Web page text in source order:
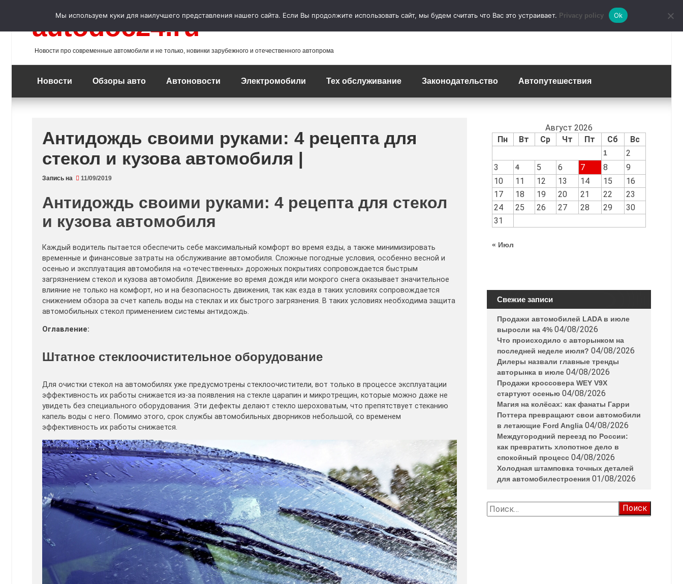
autodoc24.ru
Новости про современные автомобили и не только, новинки зарубежного и отечественного автопрома
Новости Обзоры авто Автоновости Электромобили Тех обслуживание Законодательство Автопутешествия
Антидождь своими руками: 4 рецепта для
стекол и кузова автомобиля |
Запись на 11/09/2019
Антидождь своими руками: 4 рецепта для стекол
и кузова автомобиля
Каждый водитель пытается обеспечить себе максимальный комфорт во время езды, а также минимизировать
временные и финансовые затраты на обслуживание автомобиля. Сложные погодные условия, особенно весной и
осенью и эксплуатация автомобиля на «отечественных» дорожных покрытиях сопровождается быстрым
загрязнением стекол и кузова автомобиля. Движение во время дождя или мокрого снега оказывает значительное
влияние не только на комфорт, но и на безопасность движения, так как езда в таких условиях сопровождается
снижением обзора за счет капель воды на стеклах и их быстрого загрязнения. В таких условиях необходима защита
автомобильных стекол применением системы антидождь.
Оглавление:
Штатное стеклоочистительное оборудование
Для очистки стекол на автомобилях уже предусмотрены стеклоочистители, вот только в процессе эксплуатации
эффективность их работы снижается из-за появления на стекле царапин и микротрещин, которые можно даже не
увидеть без специального оборудования. Эти дефекты делают стекло шероховатым, что препятствует стеканию
капель воды с него. Помимо этого, срок службы автомобильных дворников небольшой, со временем
эффективность их работы снижается.
Август 2026
Пн
Вт Ср Чт Пт Сб Вс
1
2
3
4 5 6 7 8
9
10
11 12 13 14 15
16
17
18 19 20 21 22
23
24
25 26 27 28 29
30
31
« Июл
Свежие записи
Продажи автомобилей LADA в июле
выросли на 4% 04/08/2026
Что происходило с авторынком на
последней неделе июля? 04/08/2026
Дилеры назвали главные тренды
авторынка в июле 04/08/2026
Продажи кроссовера WEY V9X
стартуют осенью 04/08/2026
Магия на колёсах: как фанаты Гарри
Поттера превращают свои автомобили
в летающие Ford Anglia 04/08/2026
Междугородний переезд по России:
как превратить хлопотное дело в
спокойный процесс 04/08/2026
Холодная штамповка точных деталей
для автомобилестроения 01/08/2026
Найти:
Мы используем куки для наилучшего представления нашего сайта. Если Вы продолжите использовать сайт, мы будем считать что Вас это устраивает. Privacy policy Ok